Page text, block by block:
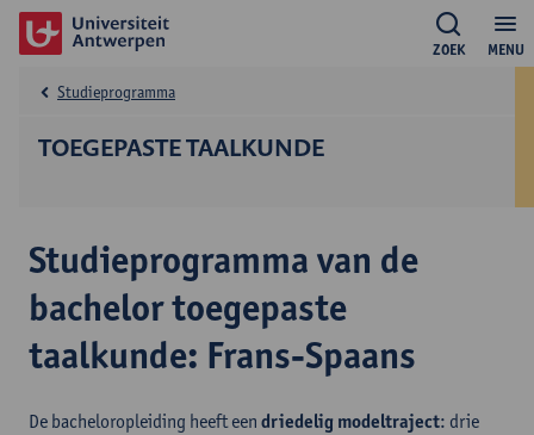
MENU
ZOEK
TOEGEPASTE TAALKUNDE
Studieprogramma
Studieprogramma van de
bachelor toegepaste
taalkunde: Frans-Spaans
De bacheloropleiding heeft een driedelig modeltraject: drie